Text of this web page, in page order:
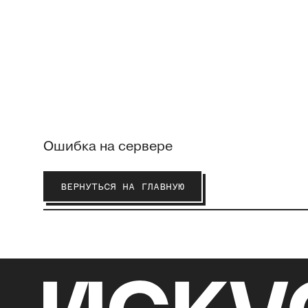
Ошибка на сервере
ВЕРНУТЬСЯ НА ГЛАВНУЮ